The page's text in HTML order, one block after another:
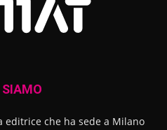
SIAMO
editrice che ha sede a Milano